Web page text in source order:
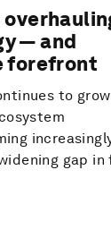
— and
forefront
to grow
gap in